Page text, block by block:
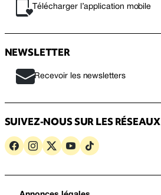
Télécharger l’application mobile
NEWSLETTER
Recevoir les newsletters
SUIVEZ-NOUS SUR LES RÉSEAUX